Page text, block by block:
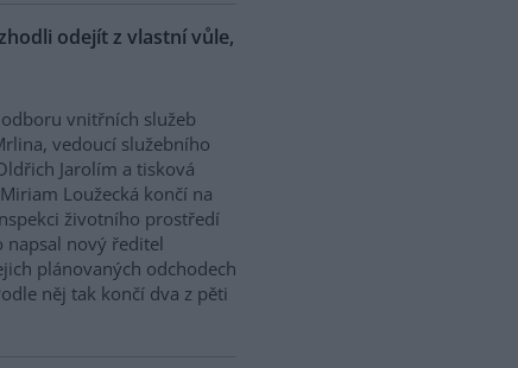
odejít z vlastní vůle,
vnitřních služeb
vedoucí služebního
Jarolím a tisková
Loužecká končí na
životního prostředí
napsal nový ředitel
plánovaných odchodech
něj tak končí dva z pěti